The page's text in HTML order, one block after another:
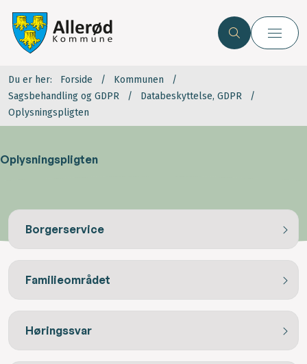
Du er her: Forside
Kommunen
Sagsbehandling og GDPR
Databeskyttelse, GDPR
Oplysningspligten
Oplysningspligten
Borgerservice
Familieområdet
Høringssvar